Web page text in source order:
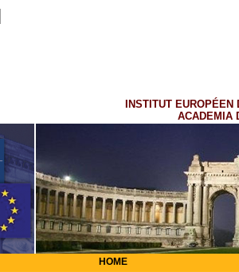
INSTITUT EUROPÉEN
ACADEMIA
HOME